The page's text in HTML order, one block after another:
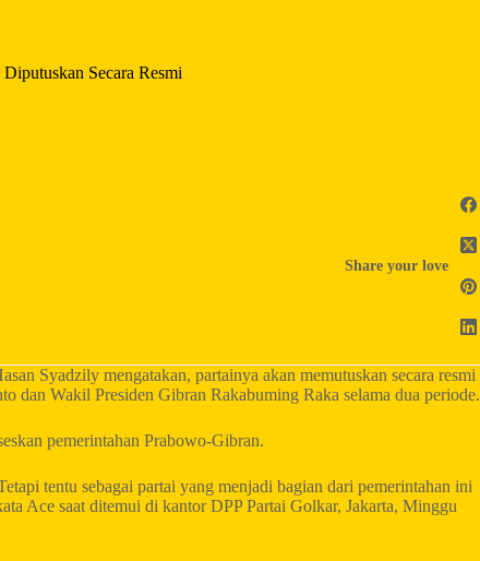
Secara Resmi
Share your love
Syadzily mengatakan, partainya akan memutuskan secara resmi
dan Wakil Presiden Gibran Rakabuming Raka selama dua periode.
pemerintahan Prabowo-Gibran.
tentu sebagai partai yang menjadi bagian dari pemerintahan ini
Ace saat ditemui di kantor DPP Partai Golkar, Jakarta, Minggu